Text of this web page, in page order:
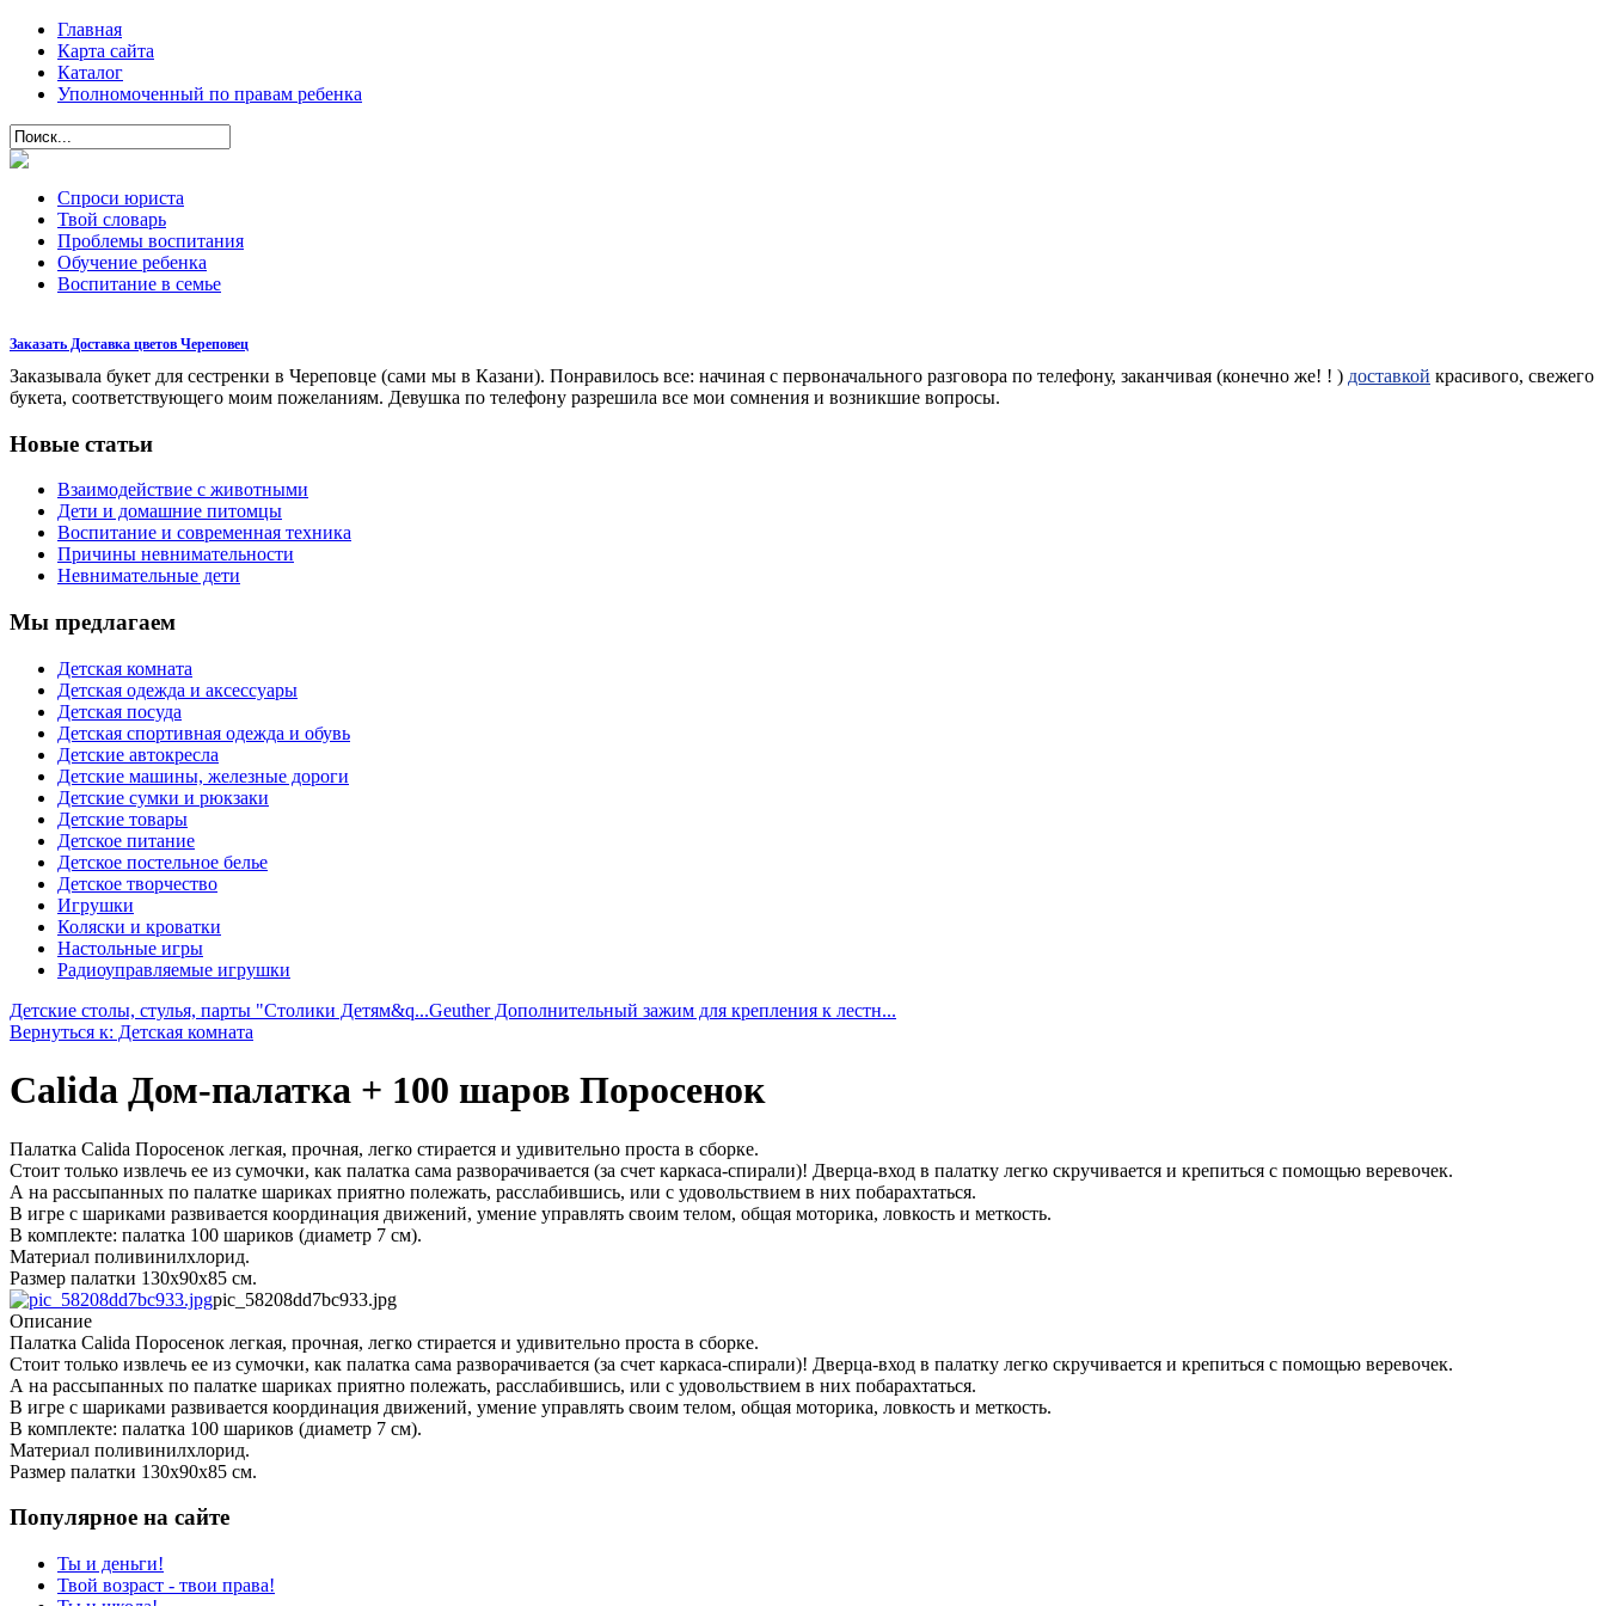
Главная
Карта сайта
Каталог
Уполномоченный по правам ребенка
Спроси юриста
Твой словарь
Проблемы воспитания
Обучение ребенка
Воспитание в семье
Заказать Доставка цветов Череповец
Заказывала букет для сестренки в Череповце (сами мы в Казани). Понравилось все: начиная с первоначального разговора по телефону, заканчивая (конечно же! ! ) доставкой красивого, свежего
букета, соответствующего моим пожеланиям. Девушка по телефону разрешила все мои сомнения и возникшие вопросы.
Новые статьи
Взаимодействие с животными
Дети и домашние питомцы
Воспитание и современная техника
Причины невнимательности
Невнимательные дети
Мы предлагаем
Детская комната
Детская одежда и аксессуары
Детская посуда
Детская спортивная одежда и обувь
Детские автокресла
Детские машины, железные дороги
Детские сумки и рюкзаки
Детские товары
Детское питание
Детское постельное белье
Детское творчество
Игрушки
Коляски и кроватки
Настольные игры
Радиоуправляемые игрушки
Детские столы, стулья, парты "Столики Детям&q...Geuther Дополнительный зажим для крепления к лестн...
Вернуться к: Детская комната
Calida Дом-палатка + 100 шаров Поросенок
Палатка Calida Поросенок легкая, прочная, легко стирается и удивительно проста в сборке.
Стоит только извлечь ее из сумочки, как палатка сама разворачивается (за счет каркаса-спирали)! Дверца-вход в палатку легко скручивается и крепиться с помощью веревочек.
А на рассыпанных по палатке шариках приятно полежать, расслабившись, или с удовольствием в них побарахтаться.
В игре с шариками развивается координация движений, умение управлять своим телом, общая моторика, ловкость и меткость.
В комплекте: палатка 100 шариков (диаметр 7 см).
Материал поливинилхлорид.
Размер палатки 130х90х85 см.
pic_58208dd7bc933.jpg
Описание
Палатка Calida Поросенок легкая, прочная, легко стирается и удивительно проста в сборке.
Стоит только извлечь ее из сумочки, как палатка сама разворачивается (за счет каркаса-спирали)! Дверца-вход в палатку легко скручивается и крепиться с помощью веревочек.
А на рассыпанных по палатке шариках приятно полежать, расслабившись, или с удовольствием в них побарахтаться.
В игре с шариками развивается координация движений, умение управлять своим телом, общая моторика, ловкость и меткость.
В комплекте: палатка 100 шариков (диаметр 7 см).
Материал поливинилхлорид.
Размер палатки 130х90х85 см.
Популярное на сайте
Ты и деньги!
Твой возраст - твои права!